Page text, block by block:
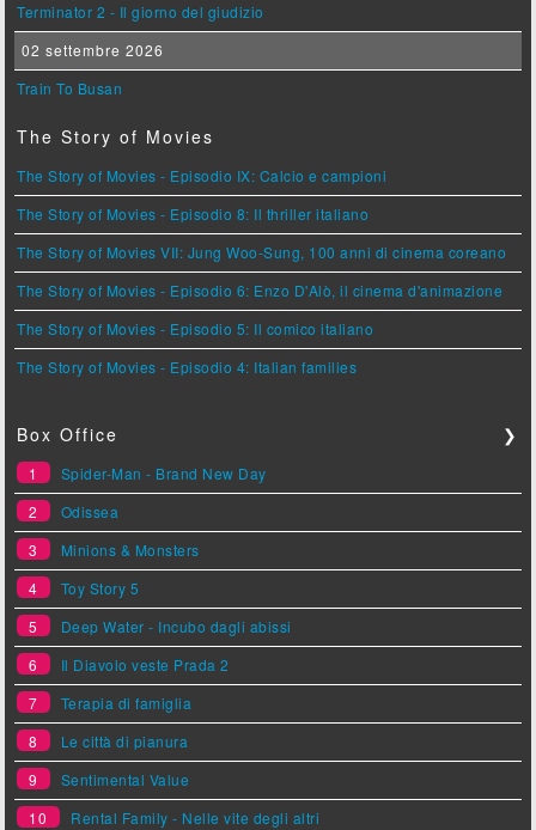
Terminator 2 - Il giorno del giudizio
02 settembre 2026
Train To Busan
The Story of Movies
The Story of Movies - Episodio IX: Calcio e campioni
The Story of Movies - Episodio 8: Il thriller italiano
The Story of Movies VII: Jung Woo-Sung, 100 anni di cinema coreano
The Story of Movies - Episodio 6: Enzo D'Alò, il cinema d'animazione
The Story of Movies - Episodio 5: Il comico italiano
The Story of Movies - Episodio 4: Italian families
Box Office ❯
1
Spider-Man - Brand New Day
2
Odissea
3
Minions & Monsters
4
Toy Story 5
5
Deep Water - Incubo dagli abissi
6
Il Diavolo veste Prada 2
7
Terapia di famiglia
8
Le città di pianura
9
Sentimental Value
10
Rental Family - Nelle vite degli altri